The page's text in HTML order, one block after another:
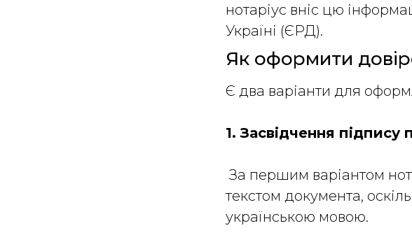
нотаріус вніс цю
Україні (ЄРД).
Як оформити
Є два варіанти для
1. Засвідчення
За першим варіантом
текстом документа,
українською мовою.